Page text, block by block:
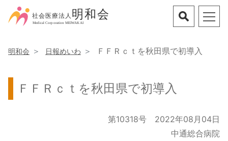
明和会 日報めいわ ＦＦＲｃｔを秋田県で初導入
ＦＦＲｃｔを秋田県で初導入
第10318号 2022年08月04日
中通総合病院